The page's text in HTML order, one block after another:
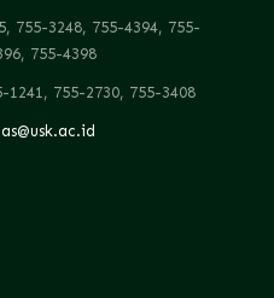
755-3248, 755-4394, 755-
755-4398
1241, 755-2730, 755-3408